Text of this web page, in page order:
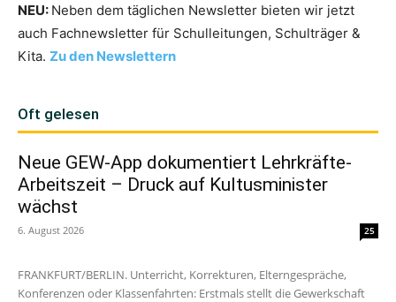
NEU: Neben dem täglichen Newsletter bieten wir jetzt
auch Fachnewsletter für Schulleitungen, Schulträger &
Kita. Zu den Newslettern
Oft gelesen
Neue GEW-App dokumentiert Lehrkräfte-
Arbeitszeit – Druck auf Kultusminister
wächst
6. August 2026 25
FRANKFURT/BERLIN. Unterricht, Korrekturen, Elterngespräche,
Konferenzen oder Klassenfahrten: Erstmals stellt die Gewerkschaft